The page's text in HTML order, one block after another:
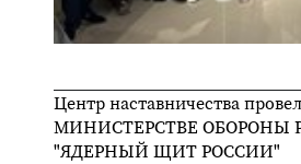
Центр наставничества
МИНИСТЕРСТВЕ ОБОРОНЫ
"ЯДЕРНЫЙ ЩИТ РОССИИ"